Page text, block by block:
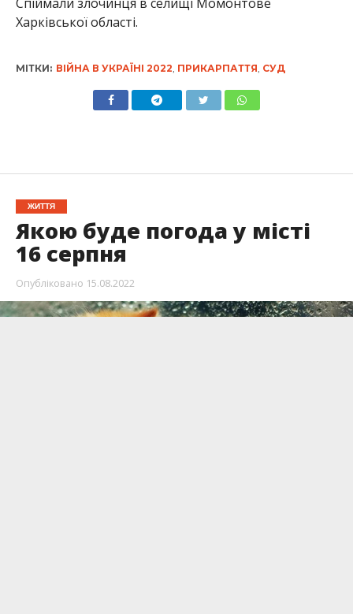
Харківської області.
МІТКИ: ВІЙНА В УКРАЇНІ 2022 ПРИКАРПАТТЯ СУД
ЖИТТЯ
Якою буде погода у місті
16 серпня
Опубліковано 15.08.2022